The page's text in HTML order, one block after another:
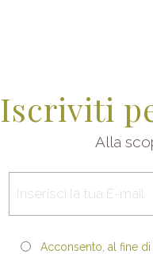
Iscriviti
Alla
Acconsento, al fine